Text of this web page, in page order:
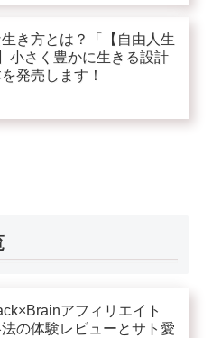
き方とは？「【自由人生
小さく豊かに生きる設計
発売します！
アフィリエイト
の体験レビューとサト愛